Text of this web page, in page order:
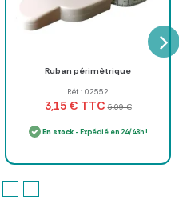
Ruban périmètrique
Réf : 02552
3,15 € TTC 5,09 €
En stock- Expédié en 24/48h !